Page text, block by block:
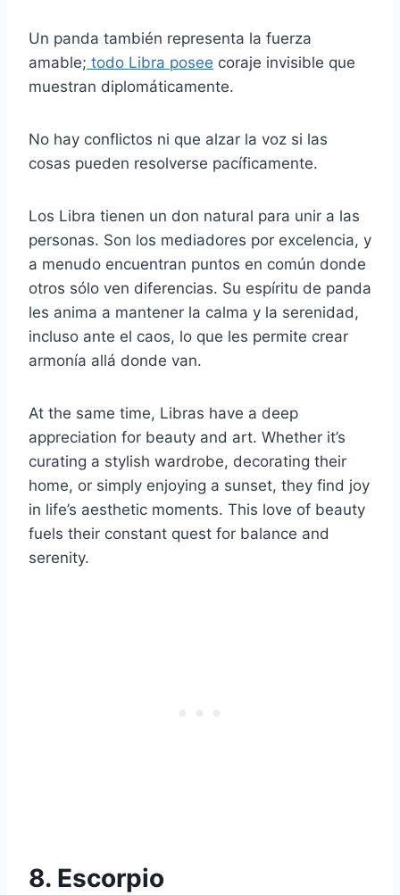
Un panda también representa la fuerza
amable; todo Libra posee coraje invisible que
muestran diplomáticamente.
No hay conflictos ni que alzar la voz si las
cosas pueden resolverse pacíficamente.
Los Libra tienen un don natural para unir a las
personas. Son los mediadores por excelencia, y
a menudo encuentran puntos en común donde
otros sólo ven diferencias. Su espíritu de panda
les anima a mantener la calma y la serenidad,
incluso ante el caos, lo que les permite crear
armonía allá donde van.
At the same time, Libras have a deep
appreciation for beauty and art. Whether it’s
curating a stylish wardrobe, decorating their
home, or simply enjoying a sunset, they find joy
in life’s aesthetic moments. This love of beauty
fuels their constant quest for balance and
serenity.
8. Escorpio